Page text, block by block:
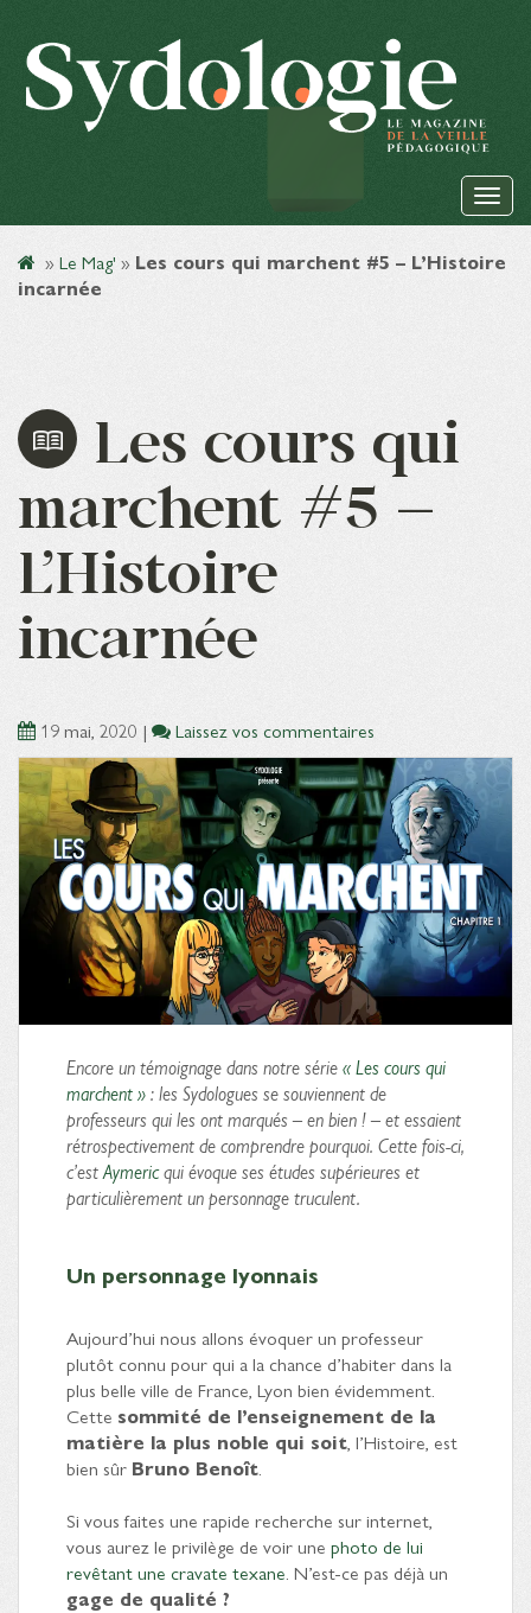
» Le Mag' » Les cours qui marchent #5 – L’Histoire
incarnée
Les cours qui
marchent #5 –
L’Histoire
incarnée
19 mai, 2020 | Laissez vos commentaires
Encore un témoignage dans notre série« Les cours qui
marchent »: les Sydologues se souviennent de
professeurs qui les ont marqués – en bien ! – et essaient
rétrospectivement de comprendre pourquoi. Cette fois-ci,
c’estAymericqui évoque ses études supérieures et
particulièrement un personnage truculent.
Un personnage lyonnais
Aujourd’hui nous allons évoquer un professeur
plutôt connu pour qui a la chance d’habiter dans la
plus belle ville de France, Lyon bien évidemment.
Cette sommité de l’enseignement de la
matière la plus noble qui soit, l’Histoire, est
bien sûr Bruno Benoît.
Si vous faites une rapide recherche sur internet,
vous aurez le privilège de voir une photo de lui
revêtant une cravate texane. N’est-ce pas déjà un
gage de qualité ?